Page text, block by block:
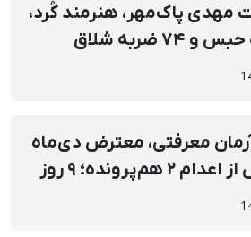
مهدی پاک‌مهر، هنرمند کُرد،
آرمان معرفتی، معترض دی‌ماه
در خطر اعدام پس از اعدام ۲ هم‌پرونده؛ ۹ روز